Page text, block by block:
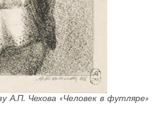
А.П. Чехова «Человек в футляре»